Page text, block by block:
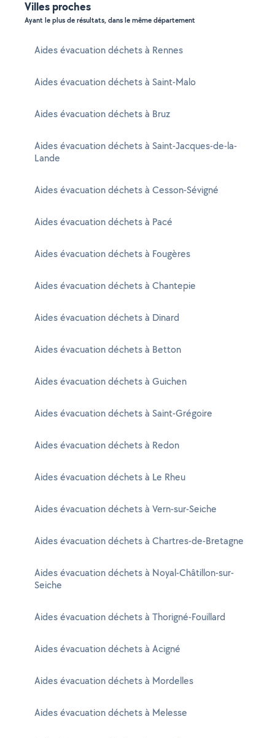
Villes proches
Ayant le plus de résultats, dans le même département
Aides évacuation déchets à Rennes
Aides évacuation déchets à Saint-Malo
Aides évacuation déchets à Bruz
Aides évacuation déchets à Saint-Jacques-de-la-
Lande
Aides évacuation déchets à Cesson-Sévigné
Aides évacuation déchets à Pacé
Aides évacuation déchets à Fougères
Aides évacuation déchets à Chantepie
Aides évacuation déchets à Dinard
Aides évacuation déchets à Betton
Aides évacuation déchets à Guichen
Aides évacuation déchets à Saint-Grégoire
Aides évacuation déchets à Redon
Aides évacuation déchets à Le Rheu
Aides évacuation déchets à Vern-sur-Seiche
Aides évacuation déchets à Chartres-de-Bretagne
Aides évacuation déchets à Noyal-Châtillon-sur-
Seiche
Aides évacuation déchets à Thorigné-Fouillard
Aides évacuation déchets à Acigné
Aides évacuation déchets à Mordelles
Aides évacuation déchets à Melesse